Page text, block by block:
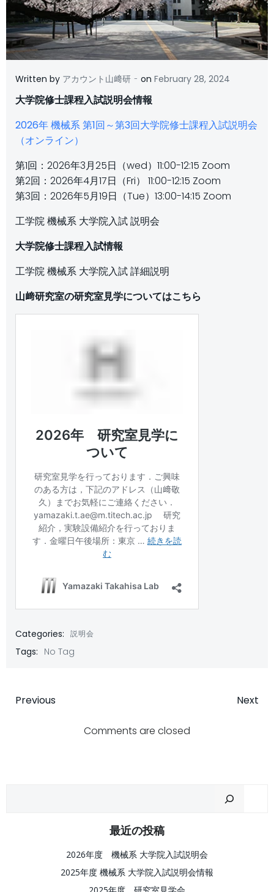
Written by アカウント山﨑研 - on February 28, 2024
大学院修士課程入試説明会情報
2026年 機械系 第1回～第3回大学院修士課程入試説明会
（オンライン）
第1回：2026年3月25日（wed）11:00-12:15 Zoom
第2回：2026年4月17日（Fri） 11:00-12:15 Zoom
第3回：2026年5月19日（Tue）13:00-14:15 Zoom
工学院 機械系 大学院入試 説明会
大学院修士課程入試情報
工学院 機械系 大学院入試 詳細説明
山﨑研究室の研究室見学についてはこちら
Categories: 説明会
Tags: No Tag
Post
navigation
Previous Next
Comments are closed
最近の投稿
2026年度 機械系 大学院入試説明会
2025年度 機械系 大学院入試説明会情報